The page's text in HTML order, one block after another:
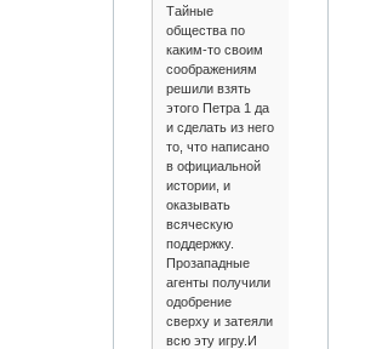
Тайные
общества по
каким-то своим
соображениям
решили взять
этого Петра 1 да
и сделать из него
то, что написано
в официальной
истории, и
оказывать
всяческую
поддержку.
Прозападные
агенты получили
одобрение
сверху и затеяли
всю эту игру.И